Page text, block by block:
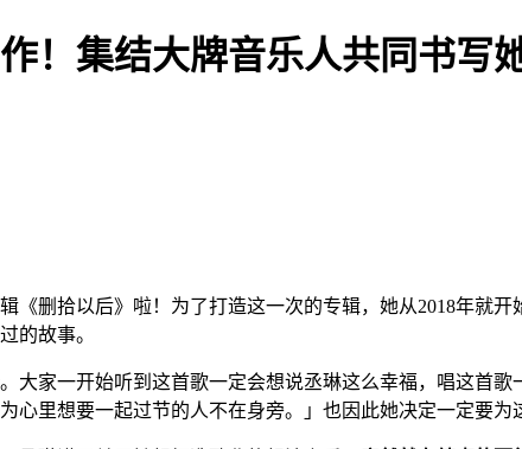
！集结大牌音乐人共同书写
《删拾以后》啦！为了打造这一次的专辑，她从2018年就
的故事。
大家一开始听到这首歌一定会想说丞琳这么幸福，唱这首
里想要一起过节的人不在身旁。」也因此她决定一定要为